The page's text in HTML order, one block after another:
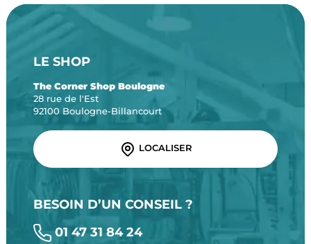
LE SHOP
The Corner Shop Boulogne
28 rue de l'Est
92100 Boulogne-Billancourt
LOCALISER
BESOIN D’UN CONSEIL ?
01 47 31 84 24